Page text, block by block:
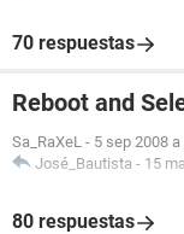
70 respuestas
Reboot and
Sa_RaXeL - 5 sep 2008
José_Bautista - 15
80 respuestas